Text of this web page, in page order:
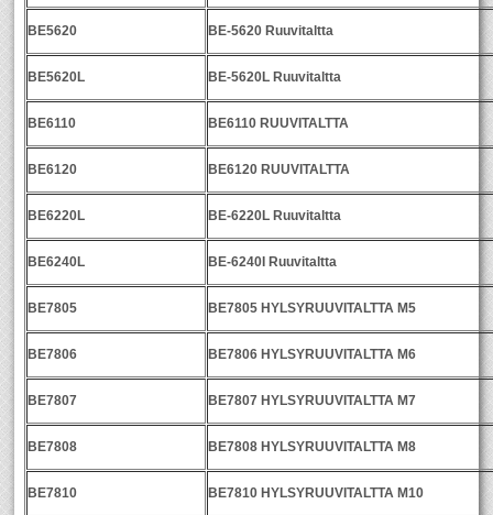
BE5620 BE-5620 Ruuvitaltta
BE5620L BE-5620L Ruuvitaltta
BE6110 BE6110 RUUVITALTTA
BE6120 BE6120 RUUVITALTTA
BE6220L BE-6220L Ruuvitaltta
BE6240L BE-6240I Ruuvitaltta
BE7805 BE7805 HYLSYRUUVITALTTA M5
BE7806 BE7806 HYLSYRUUVITALTTA M6
BE7807 BE7807 HYLSYRUUVITALTTA M7
BE7808 BE7808 HYLSYRUUVITALTTA M8
BE7810 BE7810 HYLSYRUUVITALTTA M10